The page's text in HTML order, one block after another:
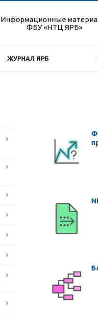
Информационные
ФБУ «НТЦ ЯРБ»
ЖУРНАЛ ЯРБ